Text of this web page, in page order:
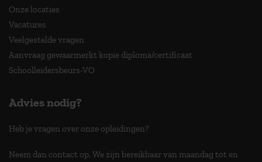
Onze locaties
Vacatures
Veelgestelde vragen
Aanvraag gewaarmerkt kopie diploma/certificaat
Schoolleidersbeurs-VO
Advies nodig?
Heb je vragen over onze opleidingen?
Neem dan contact op. We zijn bereikbaar van maandag tot en